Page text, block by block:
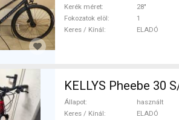
Kerék méret
28"
Fokozatok elöl
1
Keres / Kínál
ELADÓ
Állapot
használt
Keres / Kínál
ELADÓ